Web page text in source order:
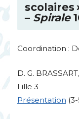
scolaires
– Spirale
Coordination :
D. G. BRASSART
Lille 3
Présentation